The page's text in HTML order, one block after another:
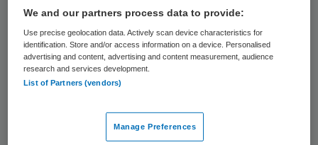
locaties, met behoud van eigen identiteit.
Keten
met aangeboren hartafwijkingen is hoog-
complexe zorg die om deze reden in
We and our partners process data to provide:
Use precise geolocation data. Actively scan device characteristics for
identification. Store and/or access information on a device. Personalised
advertising and content, advertising and content measurement, audience
research and services development.
List of Partners (vendors)
Manage Preferences